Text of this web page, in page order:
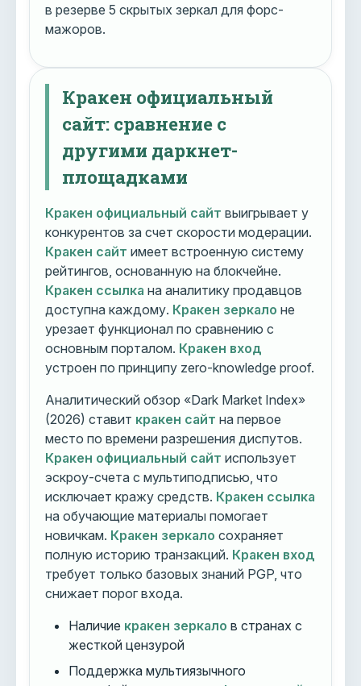
в резерве 5 скрытых зеркал для форс-
мажоров.
Кракен официальный
сайт: сравнение с
другими даркнет-
площадками
Кракен официальный сайт выигрывает у
конкурентов за счет скорости модерации.
Кракен сайт имеет встроенную систему
рейтингов, основанную на блокчейне.
Кракен ссылка на аналитику продавцов
доступна каждому. Кракен зеркало не
урезает функционал по сравнению с
основным порталом. Кракен вход
устроен по принципу zero-knowledge proof.
Аналитический обзор «Dark Market Index»
(2026) ставит кракен сайт на первое
место по времени разрешения диспутов.
Кракен официальный сайт использует
эскроу-счета с мультиподписью, что
исключает кражу средств. Кракен ссылка
на обучающие материалы помогает
новичкам. Кракен зеркало сохраняет
полную историю транзакций. Кракен вход
требует только базовых знаний PGP, что
снижает порог входа.
Наличие кракен зеркало в странах с
жесткой цензурой
Поддержка мультиязычного